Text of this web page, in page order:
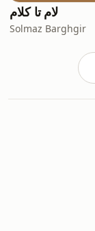
لام تا کلام
Solmaz Barghgir